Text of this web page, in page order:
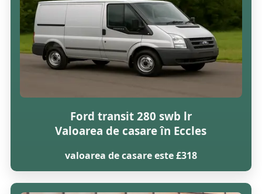
Ford transit 280 swb lr
Valoarea de casare în Eccles
valoarea de casare este £318